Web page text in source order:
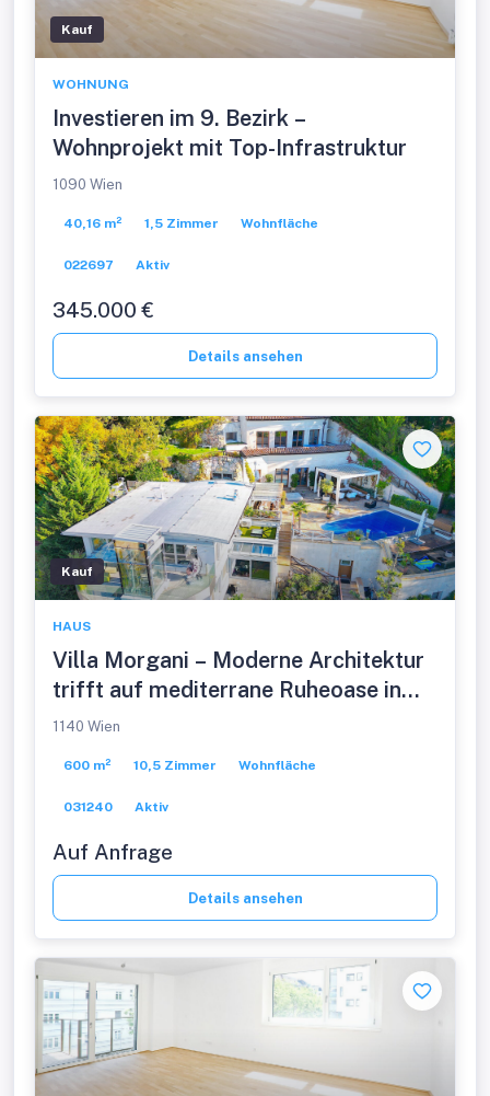
Kauf
WOHNUNG
Investieren im 9. Bezirk –
Wohnprojekt mit Top-Infrastruktur
1090 Wien
40,16 m² 1,5 Zimmer Wohnfläche
022697 Aktiv
345.000 €
Details ansehen
Kauf
HAUS
Villa Morgani – Moderne Architektur
trifft auf mediterrane Ruheoase in
absoluter Privatsphäre
1140 Wien
600 m² 10,5 Zimmer Wohnfläche
031240 Aktiv
Auf Anfrage
Details ansehen